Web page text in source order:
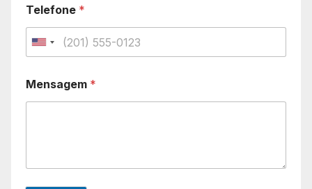
Telefone *
U
i
Mensagem *